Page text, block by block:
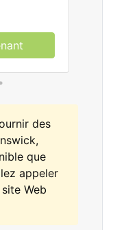
des
que
appeler
Web